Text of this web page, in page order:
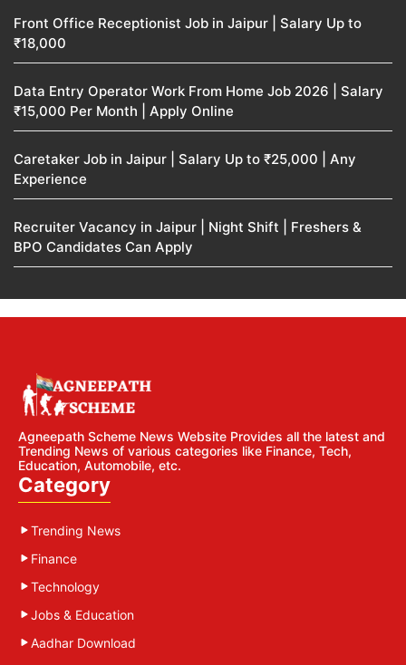
Front Office Receptionist Job in Jaipur | Salary Up to
₹18,000
Data Entry Operator Work From Home Job 2026 | Salary
₹15,000 Per Month | Apply Online
Caretaker Job in Jaipur | Salary Up to ₹25,000 | Any
Experience
Recruiter Vacancy in Jaipur | Night Shift | Freshers &
BPO Candidates Can Apply
Agneepath Scheme News Website Provides all the latest and
Trending News of various categories like Finance, Tech,
Education, Automobile, etc.
Category
Trending News
Finance
Technology
Jobs & Education
Aadhar Download